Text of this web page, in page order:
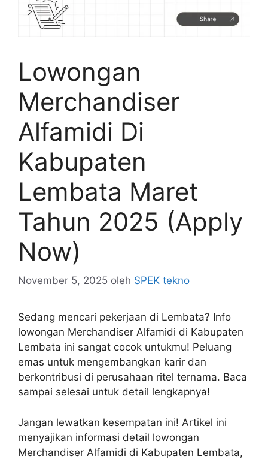
Lowongan
Merchandiser
Alfamidi Di
Kabupaten
Lembata Maret
Tahun 2025 (Apply
Now)
November 5, 2025 oleh SPEK tekno
Sedang mencari pekerjaan di Lembata? Info
lowongan Merchandiser Alfamidi di Kabupaten
Lembata ini sangat cocok untukmu! Peluang
emas untuk mengembangkan karir dan
berkontribusi di perusahaan ritel ternama. Baca
sampai selesai untuk detail lengkapnya!
Jangan lewatkan kesempatan ini! Artikel ini
menyajikan informasi detail lowongan
Merchandiser Alfamidi di Kabupaten Lembata,